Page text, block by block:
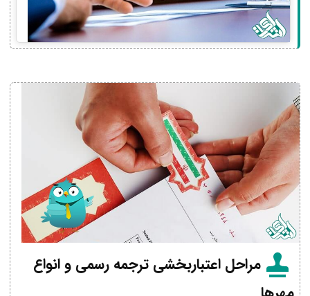
مراحل اعتباربخشی ترجمه رسمی و انواع